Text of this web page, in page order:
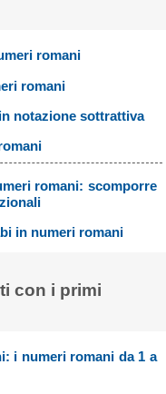
romani
romani
notazione sottrattiva
romani: scomporre
in numeri romani
con i primi
i numeri romani da 1 a